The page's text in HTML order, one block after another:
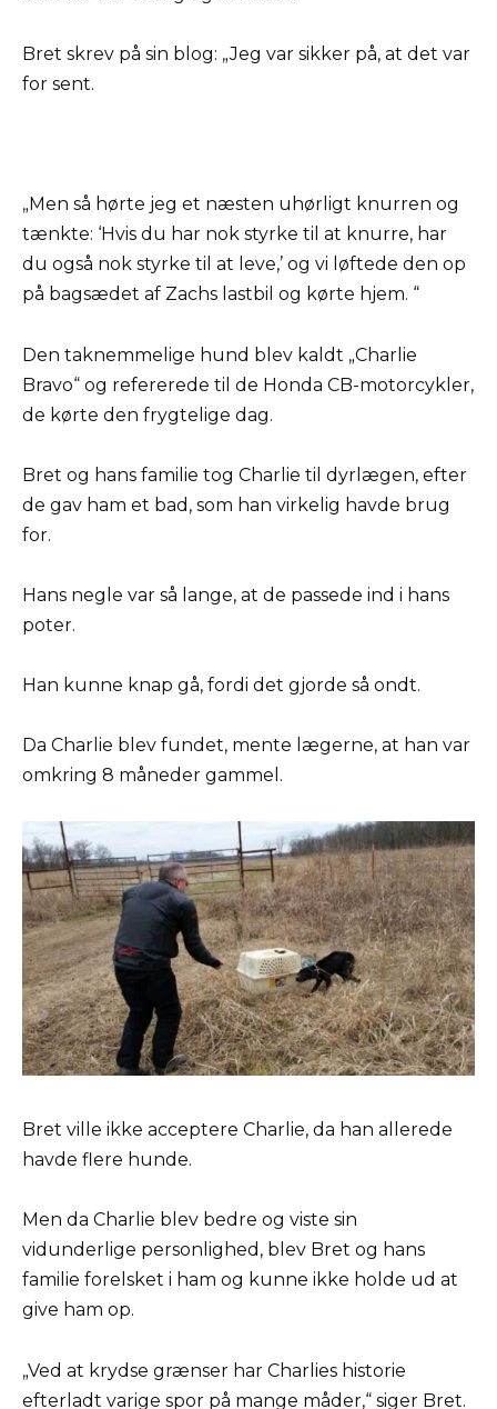
Bret skrev på sin blog: „Jeg var sikker på, at det var
for sent.
„Men så hørte jeg et næsten uhørligt knurren og
tænkte: ‘Hvis du har nok styrke til at knurre, har
du også nok styrke til at leve,’ og vi løftede den op
på bagsædet af Zachs lastbil og kørte hjem. “
Den taknemmelige hund blev kaldt „Charlie
Bravo“ og refererede til de Honda CB-motorcykler,
de kørte den frygtelige dag.
Bret og hans familie tog Charlie til dyrlægen, efter
de gav ham et bad, som han virkelig havde brug
for.
Hans negle var så lange, at de passede ind i hans
poter.
Han kunne knap gå, fordi det gjorde så ondt.
Da Charlie blev fundet, mente lægerne, at han var
omkring 8 måneder gammel.
Bret ville ikke acceptere Charlie, da han allerede
havde flere hunde.
Men da Charlie blev bedre og viste sin
vidunderlige personlighed, blev Bret og hans
familie forelsket i ham og kunne ikke holde ud at
give ham op.
„Ved at krydse grænser har Charlies historie
efterladt varige spor på mange måder,“ siger Bret.